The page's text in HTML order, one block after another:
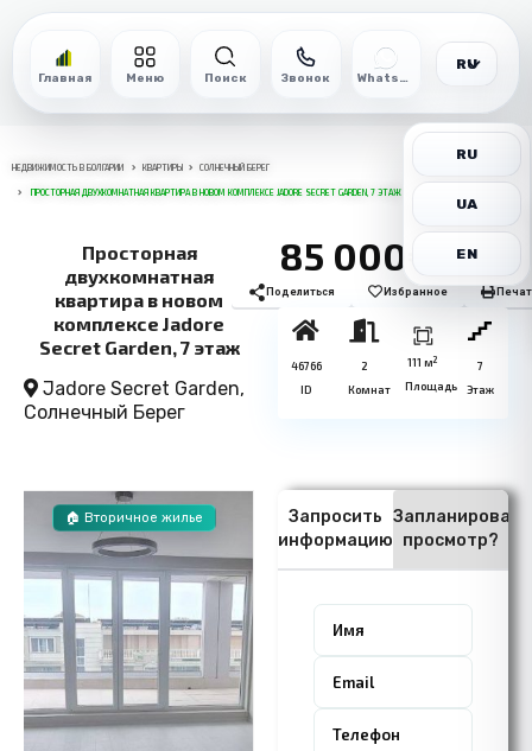
Главная Меню Поиск Звонок WhatsApp
RU
RU
UA
EN
НЕДВИЖИМОСТЬ В БОЛГАРИИ КВАРТИРЫ СОЛНЕЧНЫЙ БЕРЕГ
ПРОСТОРНАЯ ДВУХКОМНАТНАЯ КВАРТИРА В НОВОМ КОМПЛЕКСЕ JADORE SECRET GARDEN, 7 ЭТАЖ
Просторная
двухкомнатная
квартира в новом
комплексе Jadore
Secret Garden, 7 этаж
Jadore Secret Garden,
Солнечный Берег
85 000€
Поделиться Избранное
46766
ID
2
Комнат
111 м2
Площадь
7
Этаж
🏠 Вторичное жилье
Запросить
информацию
Запланировать
просмотр?